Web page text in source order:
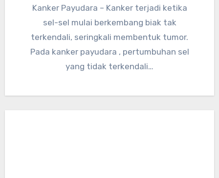
Kanker Payudara – Kanker terjadi ketika
sel-sel mulai berkembang biak tak
terkendali, seringkali membentuk tumor.
Pada kanker payudara , pertumbuhan sel
yang tidak terkendali…